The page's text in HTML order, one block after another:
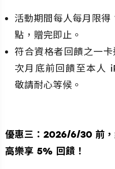
活動期間每人每月限
點，贈完即止。
符合資格者回饋之一
次月底前回饋至本人
敬請耐心等候。
優惠三：2026/6/30 前
高樂享 5% 回饋！